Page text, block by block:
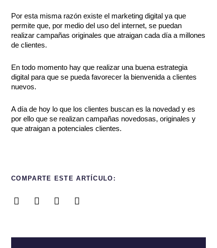
Por esta misma razón existe el marketing digital ya que
permite que, por medio del uso del internet, se puedan
realizar campañas originales que atraigan cada día a millones
de clientes.
En todo momento hay que realizar una buena estrategia
digital para que se pueda favorecer la bienvenida a clientes
nuevos.
A día de hoy lo que los clientes buscan es la novedad y es
por ello que se realizan campañas novedosas, originales y
que atraigan a potenciales clientes.
COMPARTE ESTE ARTÍCULO: